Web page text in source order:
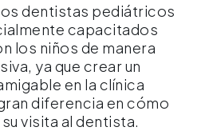
dentistas pediátricos
capacitados
los niños de manera
ya que crear un
en la clínica
diferencia en cómo
visita al dentista.